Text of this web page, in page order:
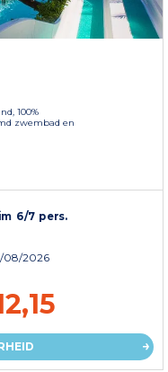
100%
zwembad en
6/7 pers.
08/2026